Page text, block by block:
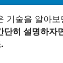
기술을 알아
단히 설명하자